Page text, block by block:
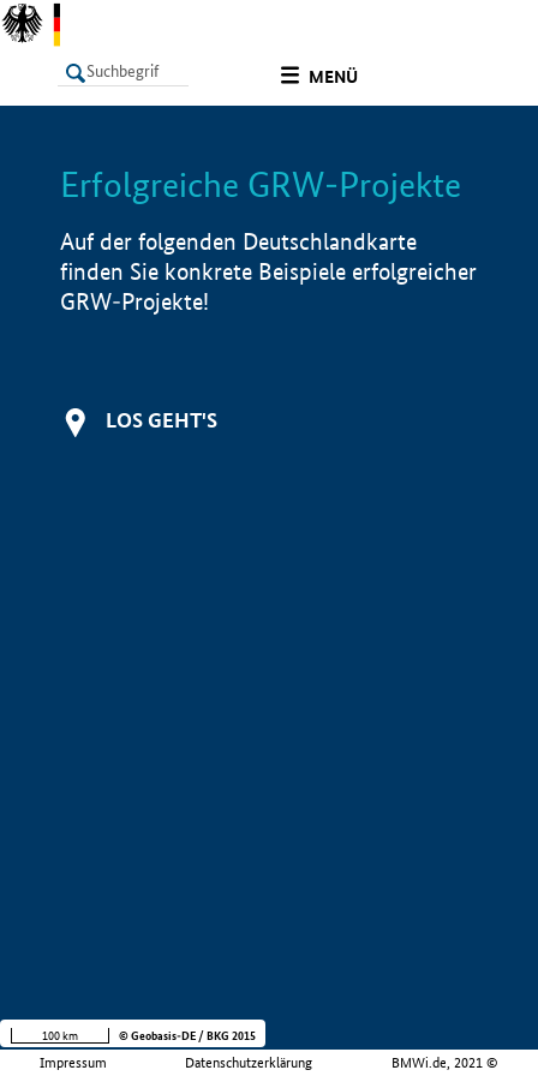
MENÜ
LISTE Info
Erfolgreiche GRW-Projekte
Auf der folgenden Deutschlandkarte
finden Sie konkrete Beispiele erfolgreicher
GRW-Projekte!
LOS GEHT'S
Impressum Datenschutzerklärung BMWi.de, 2021 ©
100 km © Geobasis-DE / BKG 2015